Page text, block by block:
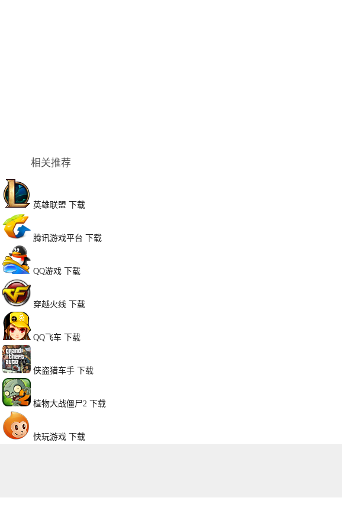
相关推荐
英雄联盟 下载
腾讯游戏平台 下载
QQ游戏 下载
穿越火线 下载
QQ飞车 下载
侠盗猎车手 下载
植物大战僵尸2 下载
快玩游戏 下载